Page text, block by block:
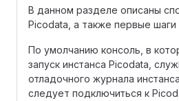
В данном разделе описаны
Picodata, а также первые шаги
По умолчанию консоль, в
запуск инстанса Picodata,
отладочного журнала
следует подключиться к